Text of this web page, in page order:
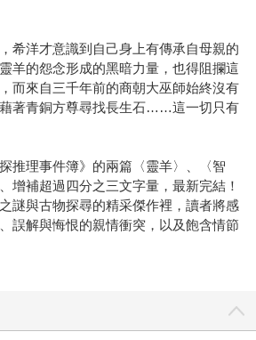
希洋才意識到自己身上有傳承自母親的
羊的怨念形成的黑暗力量，也得阻攔這
而來自三千年前的商朝大巫師始終沒有
著青銅方尊尋找長生石……這一切只有
推理事件簿》的兩篇〈靈羊〉、〈智
增補超過四分之三文字量，最新完結！
謎與古物探尋的精采傑作裡，讀者將感
誤解與悔恨的親情衝突，以及飽含情節